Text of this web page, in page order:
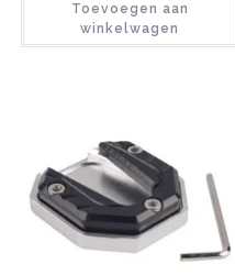
Toevoegen aan
winkelwagen